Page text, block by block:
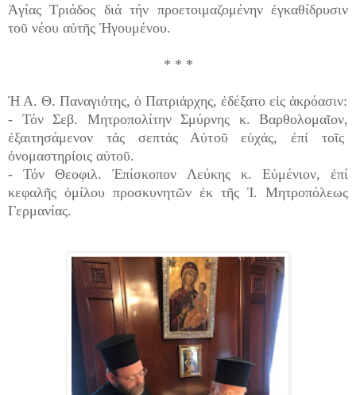
Ἁγίας Τριάδος διά τήν προετοιμαζομένην ἐγκαθίδρυσιν
τοῦ νέου αὐτῆς Ἡγουμένου.
* * *
Ἡ Α. Θ. Παναγιότης, ὁ Πατριάρχης, ἐδέξατο εἰς ἀκρόασιν:
- Τόν Σεβ. Μητροπολίτην Σμύρνης κ. Βαρθολομαῖον,
ἐξαιτησάμενον τάς σεπτάς Αὐτοῦ εὐχάς, ἐπί τοῖς
ὀνομαστηρίοις αὐτοῦ.
- Τόν Θεοφιλ. Ἐπίσκοπον Λεύκης κ. Εὐμένιον, ἐπί
κεφαλῆς ὁμίλου προσκυνητῶν ἐκ τῆς Ἱ. Μητροπόλεως
Γερμανίας.